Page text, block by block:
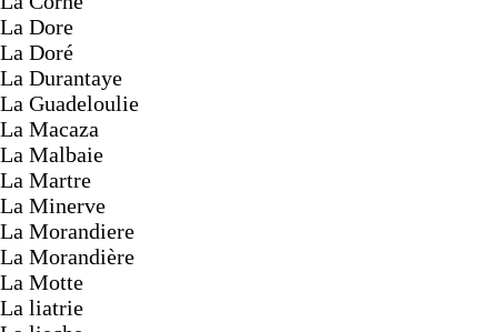
La Dore
La Doré
La Durantaye
La Guadeloulie
La Macaza
La Malbaie
La Martre
La Minerve
La Morandiere
La Morandière
La Motte
La liatrie